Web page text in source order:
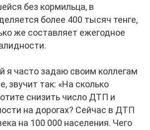
без кормильца, в
более 400 тысяч тенге,
же составляет ежегодное
я часто задаю своим коллегам
звучит так: «На сколько
снизить число ДТП и
на дорогах? Сейчас в ДТП
на 100 000 населения. Чего